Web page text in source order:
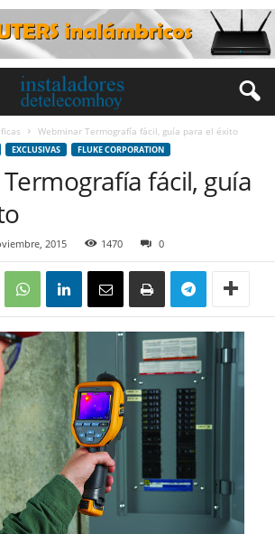
Webminar Termografía fácil, guía para el éxito
EXCLUSIVAS FLUKE CORPORATION
fácil, guía
2015 1470 0